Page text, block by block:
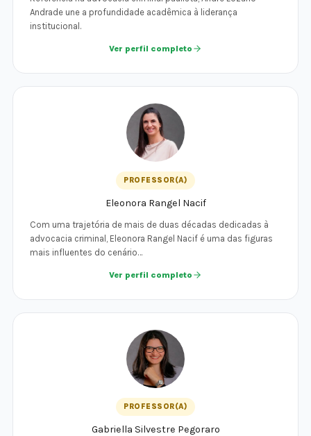
Andrade une a profundidade acadêmica à liderança
institucional.
Ver perfil completo
PROFESSOR(A)
Eleonora Rangel Nacif
Com uma trajetória de mais de duas décadas dedicadas à
advocacia criminal, Eleonora Rangel Nacif é uma das figuras
mais influentes do cenário…
Ver perfil completo
PROFESSOR(A)
Gabriella Silvestre Pegoraro